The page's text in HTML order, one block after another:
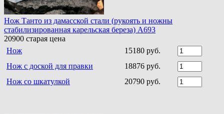
Нож Танто из дамасской стали (рукоять и ножны
стабилизированная карельская береза) A693
20900 старая цена
Нож
15180 руб.
Нож с доской для правки
18876 руб.
Нож со шкатулкой
20790 руб.